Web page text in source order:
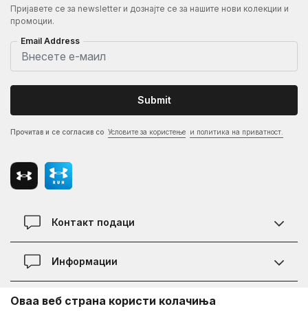
Пријавете се за newsletter и дознајте се за нашите нови колекции и
промоции.
Email Address
Submit
Прочитав и се согласив со Условите за користење и политика на приватност.
Контакт подаци
Контакт
Информации
Информации за Under Armour
Оваа веб страна користи колачиња